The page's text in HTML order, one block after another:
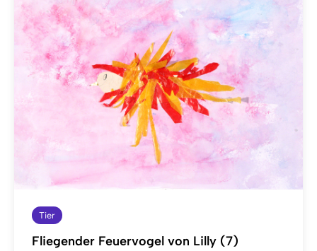
Tier
Fliegender Feuervogel von Lilly (7)